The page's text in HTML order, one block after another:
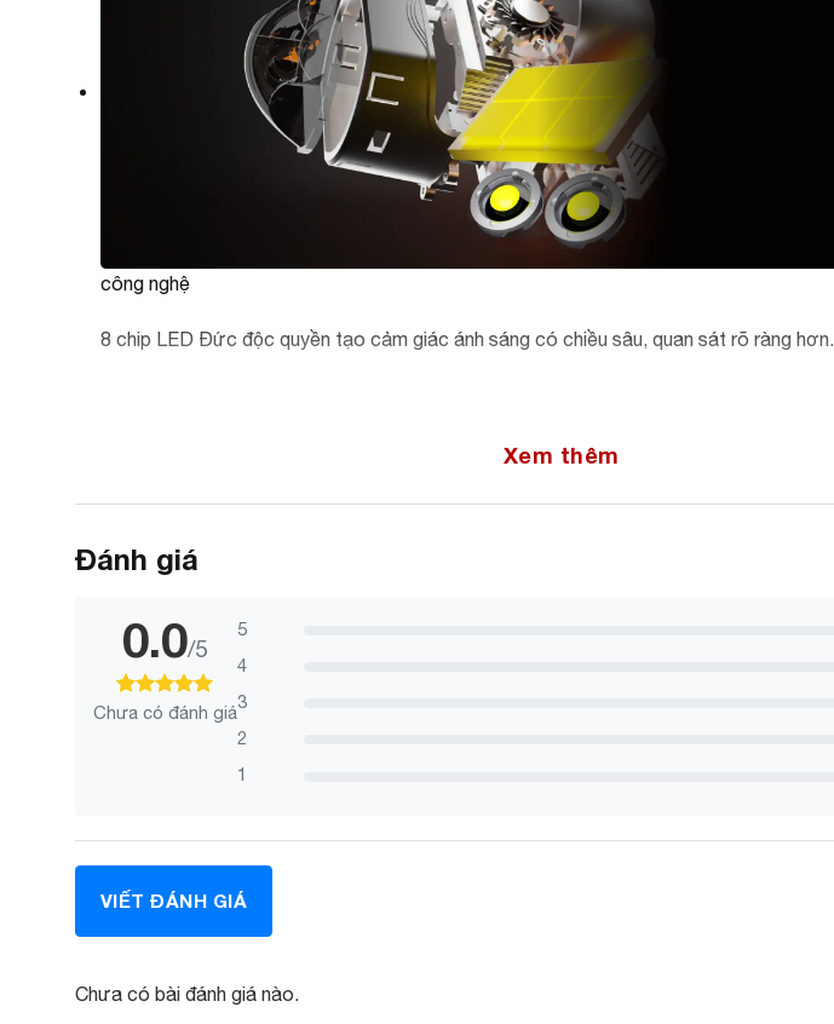
công nghệ
8 chip LED Đức độc quyền tạo cảm giác ánh sáng có chiều sâu, quan sát rõ ràng hơn.
Xem thêm
Đánh giá
0.0/5
100trên 5 dựa trên
100
Chưa có đánh giá
5
4
3
2
1
VIẾT ĐÁNH GIÁ
Chưa có bài đánh giá nào.